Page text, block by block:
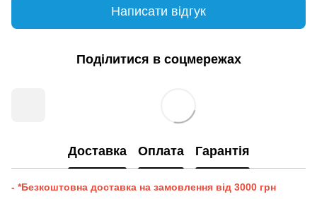
Написати відгук
Поділитися в соцмережах
Доставка Оплата Гарантія
- *Безкоштовна доставка на замовлення від 3000 грн